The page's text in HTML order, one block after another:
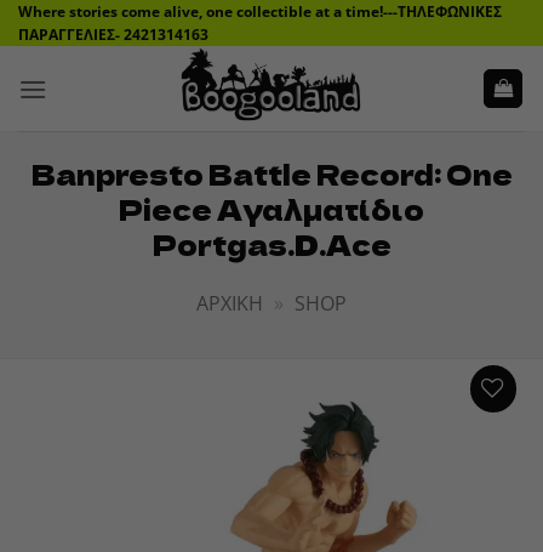
Μετάβαση
στο
Where stories come alive, one collectible at a time!---ΤΗΛΕΦΩΝΙΚΕΣ
ΠΑΡΑΓΓΕΛΙΕΣ- 2421314163
Banpresto Battle Record: One
Piece Αγαλματίδιο
Portgas.D.Ace
ΑΡΧΙΚΉ » SHOP